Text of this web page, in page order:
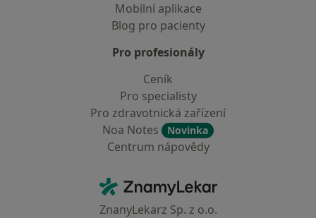
Mobilní aplikace
Blog pro pacienty
Pro profesionály
Ceník
Pro specialisty
Pro zdravotnická zařízení
Noa Notes
Novinka
Centrum nápovědy
ZnamyLekar - Hlavní stránka
ZnanyLekarz Sp. z o.o.